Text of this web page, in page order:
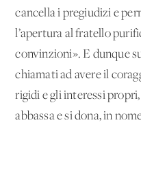
cancella i pregiudizi e
l’apertura al fratello
convinzioni». E dunque
chiamati ad avere il
rigidi e gli interessi
abbassa e si dona, in